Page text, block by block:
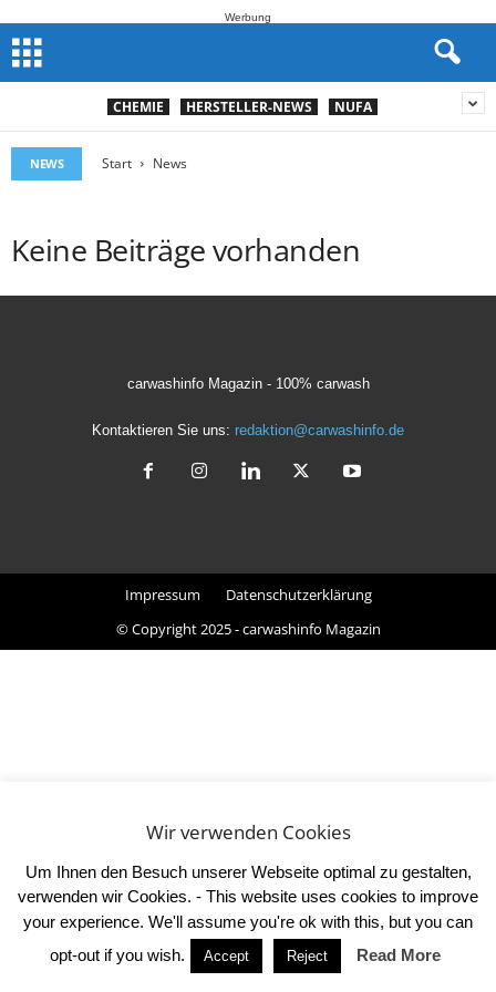
Werbung
CHEMIE HERSTELLER-NEWS NUFA
NEWS Start News
Keine Beiträge vorhanden
carwashinfo Magazin - 100% carwash
Kontaktieren Sie uns: redaktion@carwashinfo.de
Impressum
Datenschutzerklärung
© Copyright 2025 - carwashinfo Magazin
Wir verwenden Cookies
Um Ihnen den Besuch unserer Webseite optimal zu gestalten,
verwenden wir Cookies. - This website uses cookies to improve
your experience. We'll assume you're ok with this, but you can
opt-out if you wish.
Accept Reject Read More